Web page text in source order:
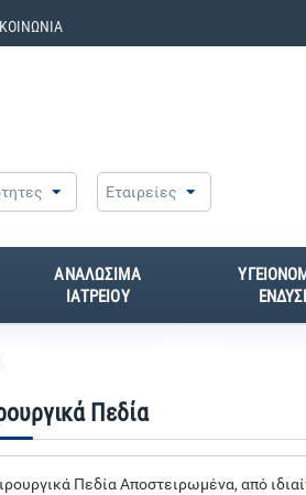
Εταιρείες
ΑΝΑΛΩΣΙΜΑ
ΙΑΤΡΕΙΟΥ
Πεδία
Πεδία Αποστειρωμένα, από